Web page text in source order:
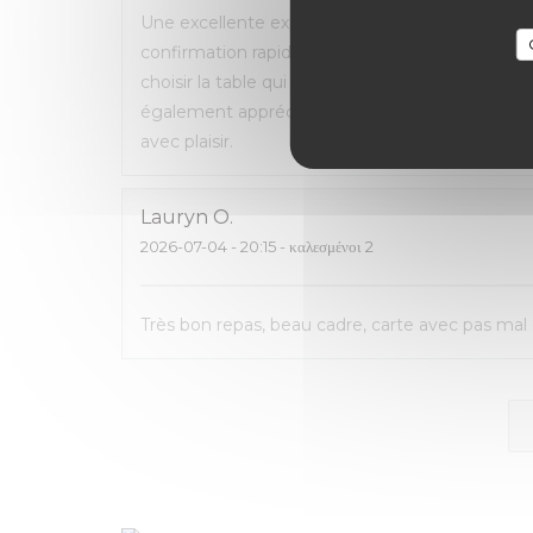
Une excellente expérience du début à la fin.
confirmation rapide par e-mail et SMS.
choisir la table qui nous convenait le mieux.
également apprécié de pouvoir emporter ce
avec plaisir.
Lauryn O
2026-07-04 - 20:15 - καλεσμένοι 2
Très bon repas, beau cadre, carte avec pas